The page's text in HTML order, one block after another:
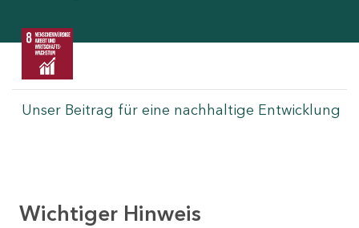
Unser Beitrag für eine nachhaltige Entwicklung
Wichtiger Hinweis